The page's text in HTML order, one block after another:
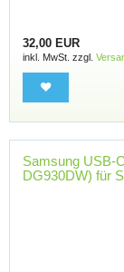
32,00 EUR
inkl. MwSt. zzgl.
Samsung USB-
DG930DW) für